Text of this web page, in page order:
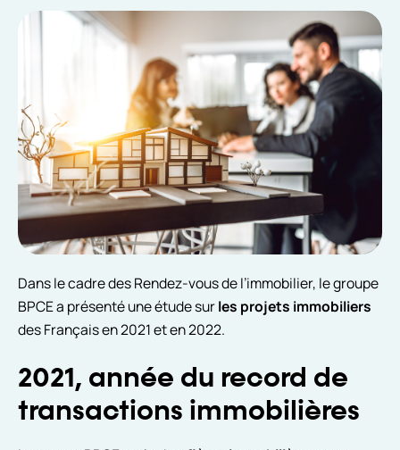
Dans le cadre des Rendez-vous de l’immobilier, le groupe
BPCE a présenté une étude surles projets immobiliers
des Français en 2021 et en 2022.
2021, année du record de
transactions immobilières